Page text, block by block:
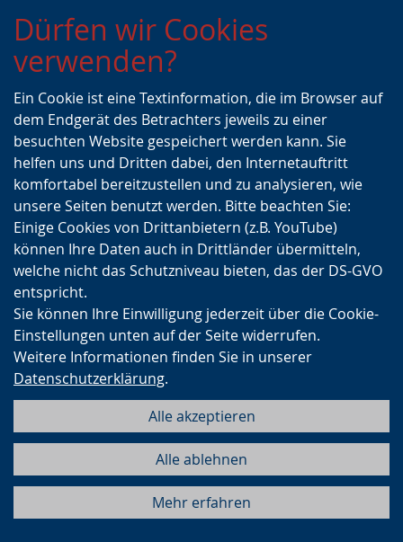
Zur
Hauptnavigation
Zur
Seitennavigation
Zum
Inhalt
Dürfen wir Cookies
verwenden?
Ein Cookie ist eine Textinformation, die im Browser auf
dem Endgerät des Betrachters jeweils zu einer
besuchten Website gespeichert werden kann. Sie
helfen uns und Dritten dabei, den Internetauftritt
komfortabel bereitzustellen und zu analysieren, wie
unsere Seiten benutzt werden. Bitte beachten Sie:
Einige Cookies von Drittanbietern (z.B. YouTube)
können Ihre Daten auch in Drittländer übermitteln,
welche nicht das Schutzniveau bieten, das der DS-GVO
entspricht.
Sie können Ihre Einwilligung jederzeit über die Cookie-
Einstellungen unten auf der Seite widerrufen.
Weitere Informationen finden Sie in unserer
Datenschutzerklärung.
Alle akzeptieren
Alle ablehnen
Mehr erfahren